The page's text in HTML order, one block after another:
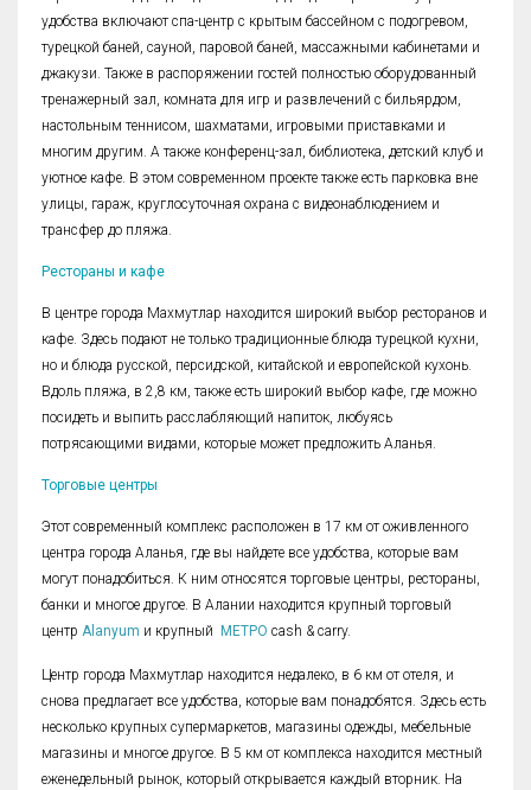
удобства включают спа-центр с крытым бассейном с подогревом,
турецкой баней, сауной, паровой баней, массажными кабинетами и
джакузи. Также в распоряжении гостей полностью оборудованный
тренажерный зал, комната для игр и развлечений с бильярдом,
настольным теннисом, шахматами, игровыми приставками и
многим другим. А также конференц-зал, библиотека, детский клуб и
уютное кафе. В этом современном проекте также есть парковка вне
улицы, гараж, круглосуточная охрана с видеонаблюдением и
трансфер до пляжа.
Рестораны и кафе
В центре города Махмутлар находится широкий выбор ресторанов и
кафе. Здесь подают не только традиционные блюда турецкой кухни,
но и блюда русской, персидской, китайской и европейской кухонь.
Вдоль пляжа, в 2,8 км, также есть широкий выбор кафе, где можно
посидеть и выпить расслабляющий напиток, любуясь
потрясающими видами, которые может предложить Аланья.
Торговые центры
Этот современный комплекс расположен в 17 км от оживленного
центра города Аланья, где вы найдете все удобства, которые вам
могут понадобиться. К ним относятся торговые центры, рестораны,
банки и многое другое. В Алании находится крупный торговый
центр Alanyum и крупный МЕТРО cash & carry.
Центр города Махмутлар находится недалеко, в 6 км от отеля, и
снова предлагает все удобства, которые вам понадобятся. Здесь есть
несколько крупных супермаркетов, магазины одежды, мебельные
магазины и многое другое. В 5 км от комплекса находится местный
еженедельный рынок, который открывается каждый вторник. На